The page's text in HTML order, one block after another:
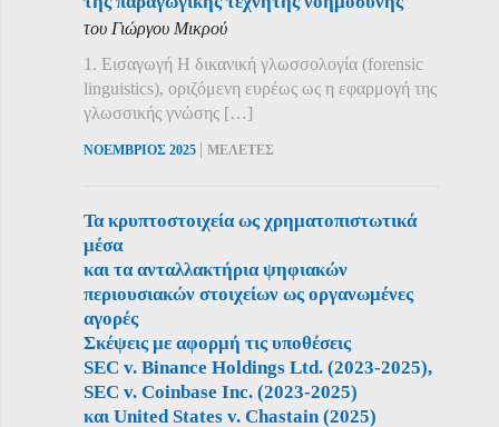
του Γιώργου Μικρού
1. Εισαγωγή Η δικανική γλωσσολογία (forensic
linguistics), οριζόμενη ευρέως ως η εφαρμογή της
γλωσσικής γνώσης […]
ΝΟΕΜΒΡΙΟΣ 2025 | ΜΕΛΕΤΕΣ
Τα κρυπτοστοιχεία ως χρηματοπιστωτικά
μέσα
και τα ανταλλακτήρια ψηφιακών
περιουσιακών στοιχείων ως οργανωμένες
αγορές
Σκέψεις με αφορμή τις υποθέσεις
SEC v. Binance Holdings Ltd. (2023-2025),
SEC v. Coinbase Inc. (2023-2025)
και United States v. Chastain (2025)